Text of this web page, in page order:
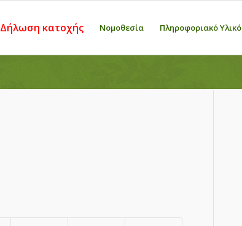
Δήλωση κατοχής Νομοθεσία Πληροφοριακό Υλικό